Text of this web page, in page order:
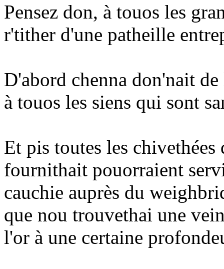
Pensez don, à touos les
r'tither d'une patheille
D'abord chenna don'nait
à touos les siens qui sont
Et pis toutes les
fournithait pouorraient
cauchie auprès du
que nou trouvethai une
l'or à une certaine